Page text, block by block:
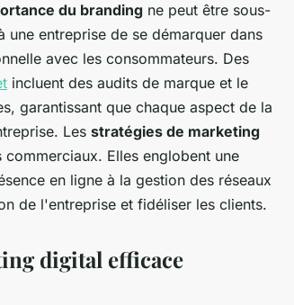
du branding ne peut être sous-
entreprise de se démarquer dans
avec les consommateurs. Des
incluent des audits de marque et le
garantissant que chaque aspect de la
Les stratégies de marketing
Elles englobent une
en ligne à la gestion des réseaux
de l'entreprise et fidéliser les clients.
digital efficace